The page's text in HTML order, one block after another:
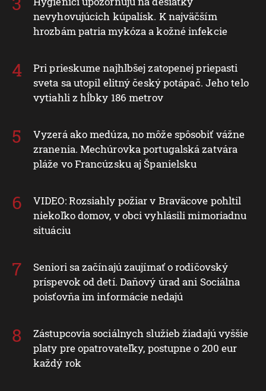
nevyhovujúcich kúpalísk. K najväčším
hrozbám patria mykóza a kožné infekcie
Pri prieskume najhlbšej zatopenej priepasti
sveta sa utopil elitný český potápač. Jeho telo
vytiahli z hĺbky 186 metrov
Vyzerá ako medúza, no môže spôsobiť vážne
zranenia. Mechúrovka portugalská zatvára
pláže vo Francúzsku aj Španielsku
VIDEO: Rozsiahly požiar v Braväcove pohltil
niekoľko domov, v obci vyhlásili mimoriadnu
situáciu
Seniori sa začínajú zaujímať o rodičovský
príspevok od detí. Daňový úrad ani Sociálna
poisťovňa im informácie nedajú
Zástupcovia sociálnych služieb žiadajú vyššie
platy pre opatrovateľky, postupne o 200 eur
každý rok